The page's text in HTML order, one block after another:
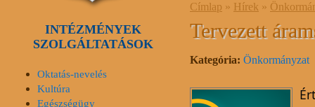
Címlap » Hírek »
Tervezett
Kategória: Önkormányzat
INTÉZMÉNYEK
SZOLGÁLTATÁSOK
Oktatás-nevelés
Kultúra
Egészségügy